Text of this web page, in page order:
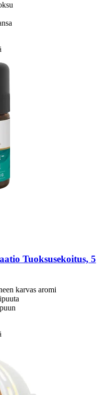
Tuoksusekoitus, 5
karvas aromi